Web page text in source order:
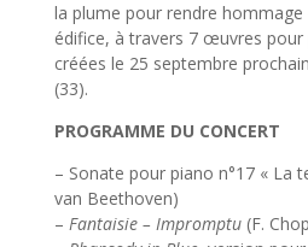
la plume pour rendre
édifice, à travers 7 œuvres
créées le 25 septembre
(33).
PROGRAMME DU CONCERT
– Sonate pour piano n°17 « La
van Beethoven)
– Fantaisie – Impromptu(F.